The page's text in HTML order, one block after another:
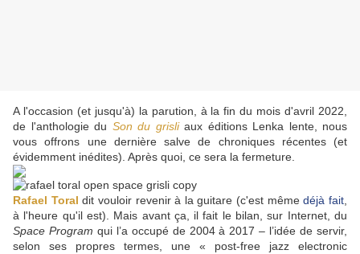
A l'occasion (et jusqu'à) la parution, à la fin du mois d'avril 2022,
de l'anthologie du Son du grisliaux éditions Lenka lente, nous
vous offrons une dernière salve de chroniques récentes (et
évidemment inédites). Après quoi, ce sera la fermeture.
Rafael Toral dit vouloir revenir à la guitare (c'est mêmedéjà fait
à l'heure qu'il est). Mais avant ça, il fait le bilan, sur Internet, du
Space Program qui l’a occupé de 2004 à 2017 – l’idée de servir,
selon ses propres termes, une « post-free jazz electronic